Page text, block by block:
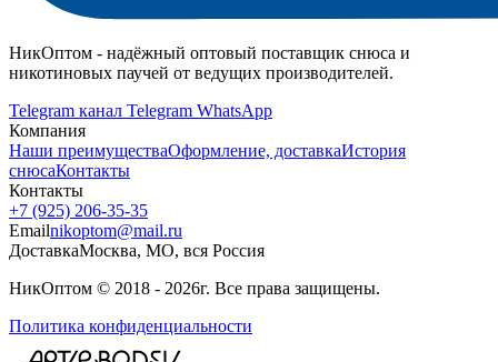
НикОптом - надёжный оптовый поставщик снюса и
никотиновых паучей от ведущих производителей.
Telegram канал Telegram WhatsApp
Компания
Наши преимуществаОформление, доставкаИстория
снюсаКонтакты
Контакты
+7 (925) 206‑35‑35
Emailnikoptom@mail.ru
ДоставкаМосква, МО, вся Россия
НикОптом © 2018 - 2026г. Все права защищены.
Политика конфиденциальности